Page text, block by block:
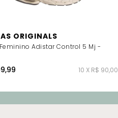
ORIGINALS
Adistar Control 5 Mj -
10 X R$ 90,00